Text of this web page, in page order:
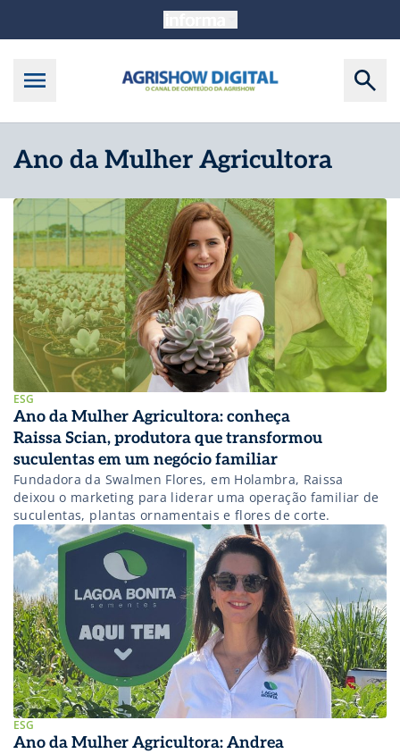
Ano da Mulher Agricultora
ESG
Ano da Mulher Agricultora: conheça
Raissa Scian, produtora que transformou
suculentas em um negócio familiar
Fundadora da Swalmen Flores, em Holambra, Raissa
deixou o marketing para liderar uma operação familiar de
suculentas, plantas ornamentais e flores de corte.
ESG
Ano da Mulher Agricultora: Andrea